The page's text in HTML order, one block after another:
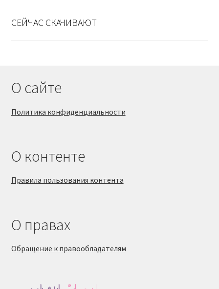
СЕЙЧАС СКАЧИВАЮТ
О сайте
Политика конфиденциальности
О контенте
Правила пользования контента
О правах
Обращение к правообладателям